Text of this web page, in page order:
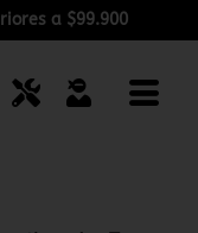
a $99.900